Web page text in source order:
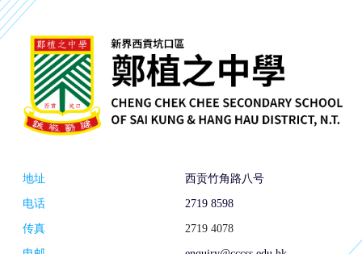
地址
西贡竹角路八号
电话
2719 8598
传真
2719 4078